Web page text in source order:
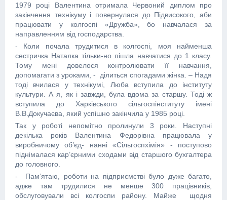
1979 році Валентина отримала Червоний диплом про
закінчення технікуму і повернулася до Підвисокого, аби
працювати у колгоспі «Дружба», бо навчалася за
направленням від господарства.
- Коли почала трудитися в колгоспі, моя найменша
сестричка Наталка тільки-но пішла навчатися до 1 класу.
Тому мені довелося контролювати її навчання,
допомагати з уроками, - ділиться спогадами жінка. – Надя
тоді вчилася у технікумі, Люба вступила до інституту
культури. А я, як і завжди, була вдома за старшу. Тоді ж
вступила до Харківського сільгоспінституту імені
В.В.Докучаєва, який успішно закінчила у 1985 році.
Так у роботі непомітно пролинули 3 роки. Наступні
декілька років Валентина Федорівна працювала у
виробничому об’єд- нанні «Сільгоспхімія» - поступово
піднімалася кар’єрними сходами від старшого бухгалтера
до головного.
- Пам’ятаю, роботи на підприємстві було дуже багато,
адже там трудилися не менше 300 працівників,
обслуговували всі колгоспи району. Майже щодня